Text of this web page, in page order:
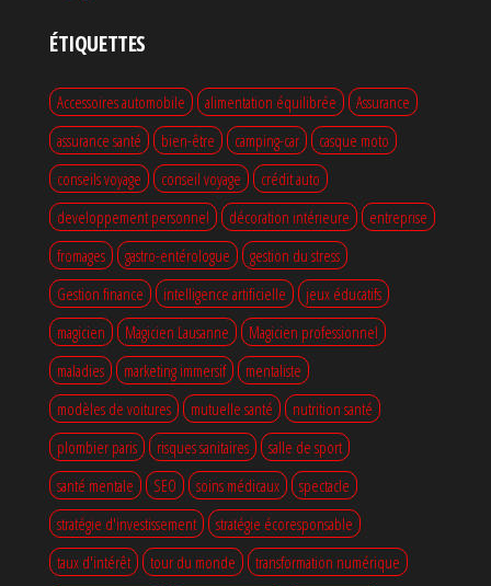
ÉTIQUETTES
Accessoires automobile alimentation équilibrée
Assurance
assurance santé
bien-être camping-car
casque moto
conseils voyage
conseil voyage
crédit auto
developpement personnel
décoration intérieure
entreprise
fromages
gastro-entérologue
gestion du stress
Gestion finance
intelligence artificielle
jeux éducatifs
magicien
Magicien Lausanne
Magicien professionnel
maladies
marketing immersif
mentaliste
modèles de voitures
mutuelle santé
nutrition santé
plombier paris
risques sanitaires
salle de sport
santé mentale
SEO soins médicaux
spectacle
stratégie d'investissement
stratégie écoresponsable
taux d'intérêt
tour du monde
transformation numérique